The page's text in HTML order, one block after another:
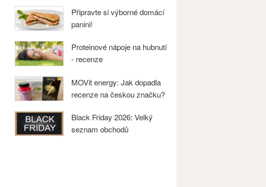
Připravte si výborné domácí
panini!
Proteinové nápoje na hubnutí
- recenze
MOVit energy: Jak dopadla
recenze na českou značku?
Black Friday 2026: Velký
seznam obchodů